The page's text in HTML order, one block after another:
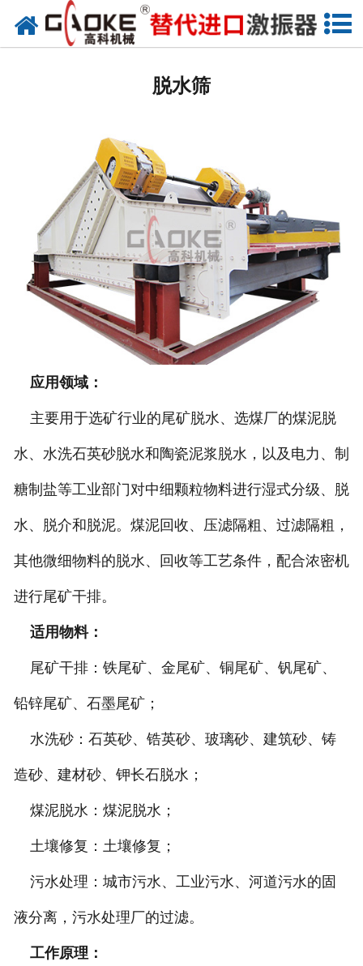
网站首页
配套设备
筛分备件
脱水筛
应用领域：
主要用于选矿行业的尾矿脱水、选煤厂的煤泥脱
水、水洗石英砂脱水和陶瓷泥浆脱水，以及电力、制
糖制盐等工业部门对中细颗粒物料进行湿式分级、脱
水、脱介和脱泥。煤泥回收、压滤隔粗、过滤隔粗，
其他微细物料的脱水、回收等工艺条件，配合浓密机
进行尾矿干排。
适用物料：
尾矿干排：铁尾矿、金尾矿、铜尾矿、钒尾矿、
铅锌尾矿、石墨尾矿；
水洗砂：石英砂、锆英砂、玻璃砂、建筑砂、铸
造砂、建材砂、钾长石脱水；
煤泥脱水：煤泥脱水；
土壤修复：土壤修复；
污水处理：城市污水、工业污水、河道污水的固
液分离，污水处理厂的过滤。
工作原理：